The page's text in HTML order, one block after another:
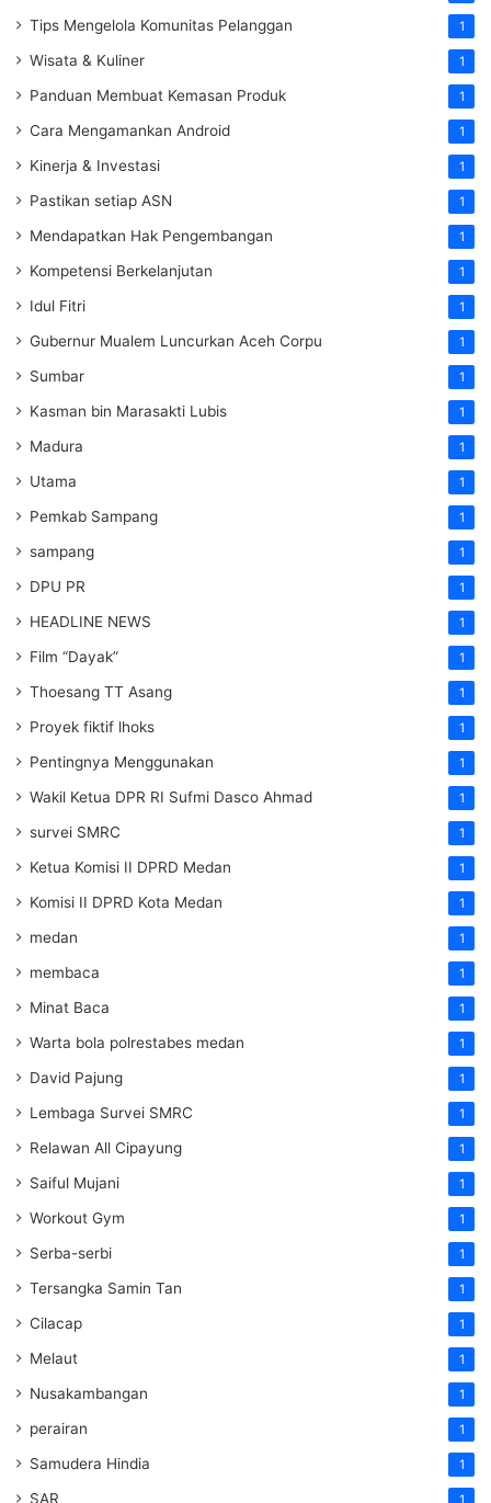
Tips Mengelola Komunitas Pelanggan 1
Wisata & Kuliner 1
Panduan Membuat Kemasan Produk 1
Cara Mengamankan Android 1
Kinerja & Investasi 1
Pastikan setiap ASN 1
Mendapatkan Hak Pengembangan 1
Kompetensi Berkelanjutan 1
Idul Fitri 1
Gubernur Mualem Luncurkan Aceh Corpu 1
Sumbar 1
Kasman bin Marasakti Lubis 1
Madura 1
Utama 1
Pemkab Sampang 1
sampang 1
DPU PR 1
HEADLINE NEWS 1
Film “Dayak” 1
Thoesang TT Asang 1
Proyek fiktif lhoks 1
Pentingnya Menggunakan 1
Wakil Ketua DPR RI Sufmi Dasco Ahmad 1
survei SMRC 1
Ketua Komisi II DPRD Medan 1
Komisi II DPRD Kota Medan 1
medan 1
membaca 1
Minat Baca 1
Warta bola polrestabes medan 1
David Pajung 1
Lembaga Survei SMRC 1
Relawan All Cipayung 1
Saiful Mujani 1
Workout Gym 1
Serba-serbi 1
Tersangka Samin Tan 1
Cilacap 1
Melaut 1
Nusakambangan 1
perairan 1
Samudera Hindia 1
SAR 1